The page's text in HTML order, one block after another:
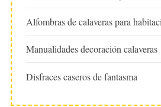
Alfombras de calaveras para
Manualidades decoración calaveras
Disfraces caseros de fantasma